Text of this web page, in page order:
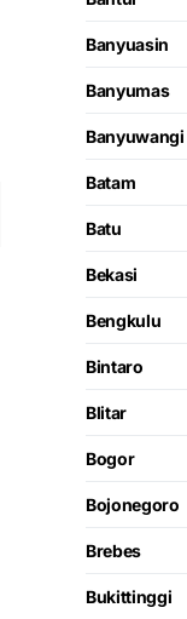
Banyuasin
Banyumas
Banyuwangi
Batam
Batu
Bekasi
Bengkulu
Bintaro
Blitar
Bogor
Bojonegoro
Brebes
Bukittinggi